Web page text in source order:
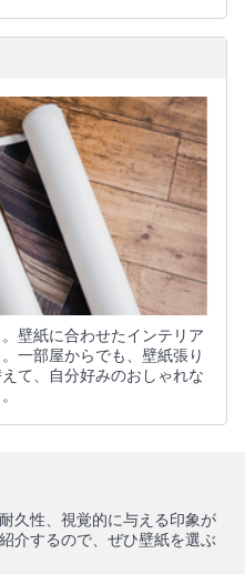
壁紙に合わせたインテリア
一部屋からでも、壁紙張り
て、自分好みのおしゃれな
久性、視覚的に与える印象が
介するので、ぜひ壁紙を選ぶ